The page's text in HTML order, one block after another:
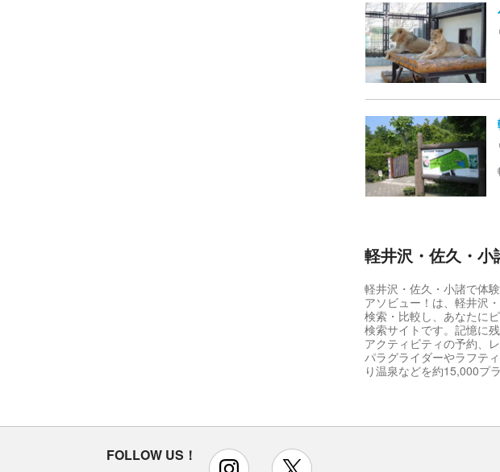
軽井沢・佐久・小
軽井沢・佐久・小諸で体
アソビュー！は、軽井沢
検索・比較し、あなたに
検索サイトです。記憶に
アクティビティの予約、
パラグライダーやラフテ
り温泉などを約15,000プ
FOLLOW US！ instagram